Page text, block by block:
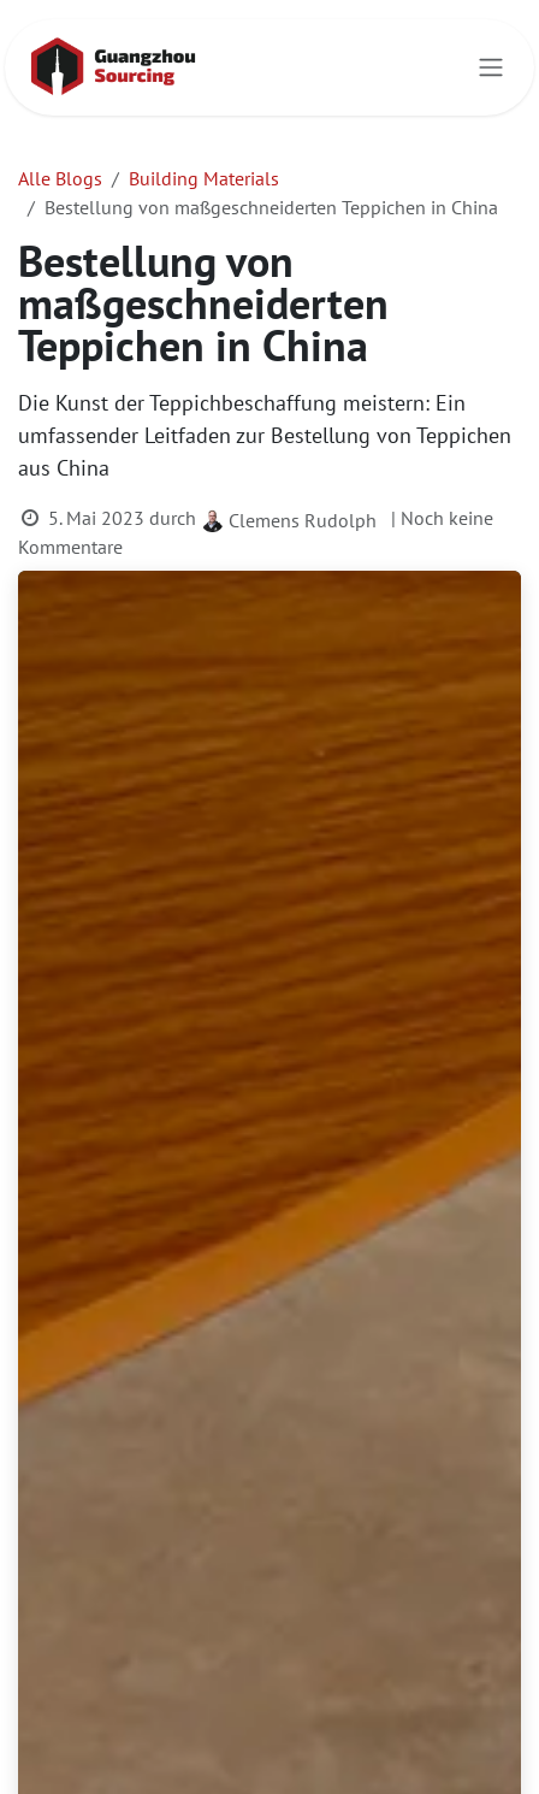
Alle Blogs
Building Materials
Bestellung von maßgeschneiderten Teppichen in China
Bestellung von
maßgeschneiderten
Teppichen in China
Die Kunst der Teppichbeschaffung meistern: Ein
umfassender Leitfaden zur Bestellung von Teppichen
aus China
5. Mai 2023 durch Clemens Rudolph
| Noch keine
Kommentare